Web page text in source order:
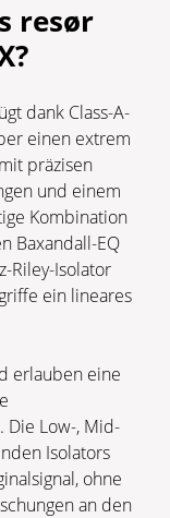
resør
dank Class-A-
einen extrem
präzisen
und einem
Kombination
Baxandall-EQ
Riley-Isolator
ein lineares
erlauben eine
Die Low-, Mid-
Isolators
ohne
an den